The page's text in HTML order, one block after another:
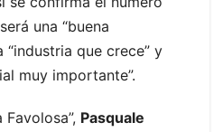
una “buena
“industria que crece” y
muy importante”.
Pasquale